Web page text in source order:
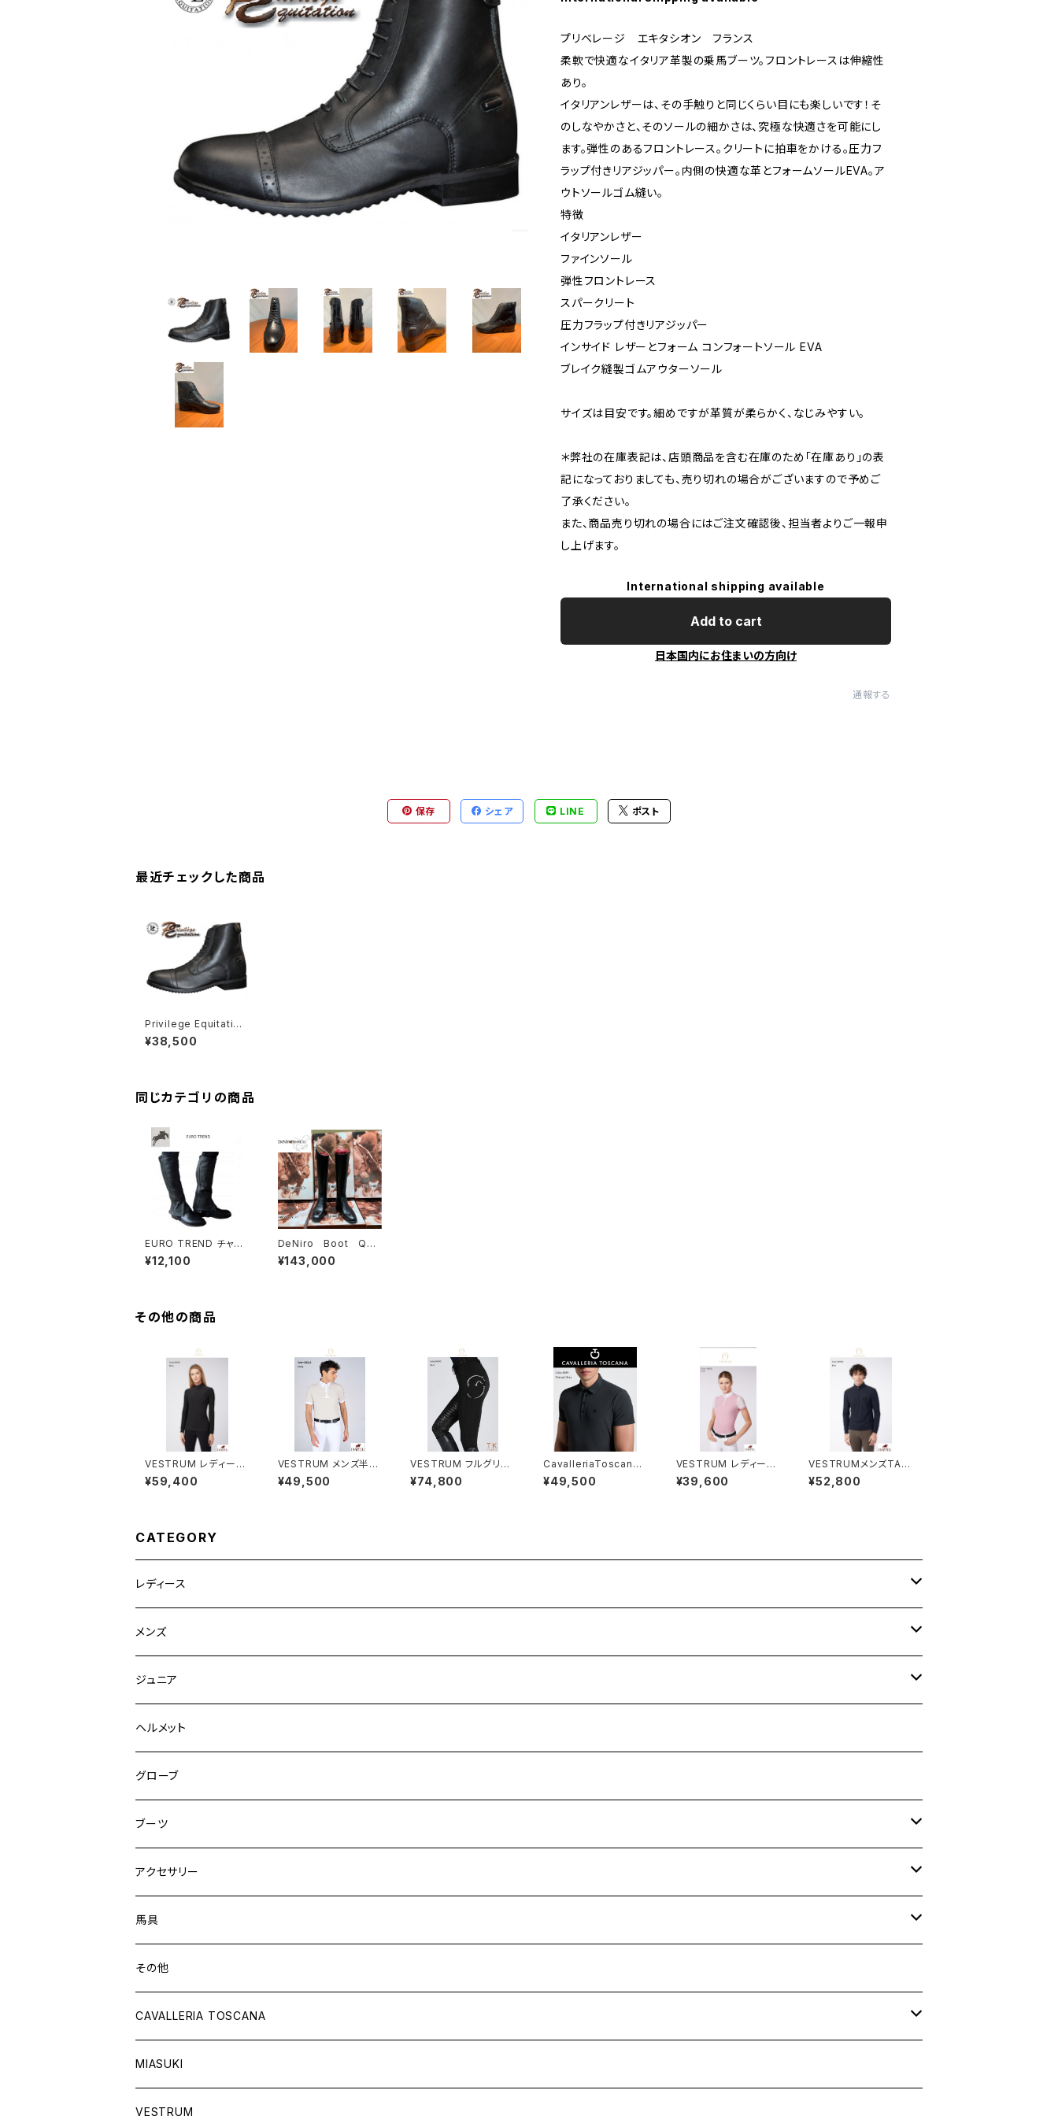
プリベレージ エキタシオン フランス
柔軟で快適なイタリア革製の乗馬ブーツ。フロントレースは伸縮性
あり。
イタリアンレザーは、その手触りと同じくらい目にも楽しいです！そ
のしなやかさと、そのソールの細かさは、究極な快適さを可能にし
ます。弾性のあるフロントレース。クリートに拍車をかける。圧力フ
ラップ付きリアジッパー。内側の快適な革とフォームソールEVA。ア
ウトソールゴム縫い。
特徴
イタリアンレザー
ファインソール
弾性フロントレース
スパークリート
圧力フラップ付きリアジッパー
インサイド レザーとフォーム コンフォートソール EVA
ブレイク縫製ゴムアウターソール
サイズは目安です。細めですが革質が柔らかく、なじみやすい。
＊弊社の在庫表記は、店頭商品を含む在庫のため「在庫あり」の表
記になっておりましても、売り切れの場合がございますので予めご
了承ください。
また、商品売り切れの場合にはご注文確認後、担当者よりご一報申
し上げます。
International shipping available
Add to cart
日本国内にお住まいの方向け
通報する
保存 シェア LINE ポスト
最近チェックした商品
Privilege Equitation
ジョッパーブーツ MILA
NO
¥38,500
同じカテゴリの商品
EURO TREND チャッ
プス
¥12,100
DeNiro Boot QUA
DRA CUOIO+VIBRA
M
¥143,000
その他の商品
VESTRUM レディース
LSトップス W659860
025
¥59,400
VESTRUM メンズ半袖
トレーニングトップス
M458360002
¥49,500
VESTRUM フルグリッ
プブリーチW1023650
74
¥74,800
CavalleriaToscana
メンズトレーニングポロ
POU396JE155
¥49,500
VESTRUM レディース
SSシャツ W4625600
02
¥39,600
VESTRUMメンズTAM
PEREトップス M6592
60002
¥52,800
CATEGORY
レディース
競技用ジャケット
キュロット
フルグリップ
ニーグリップ
シャツ
ウェア
アウター
シャツ
メンズ
競技用ジャケット
キュロット
フルグリップ
ニーグリップ
シャツ
ウェア
アウター
シャツ
ジュニア
キュロット
ウエア
ヘルメット
グローブ
ブーツ
ロングブーツ（既製品）
オーダーロングブーツ
ショートブーツ
チャップス
アクセサリー
ベルト
グローブ
ソックス
キャップ
アスコットタイ
馬具
サドルパッド
イヤーネット
バンデージ
ラグ
その他
CAVALLERIA TOSCANA
レディス
競技用ジャケット
メンズ
MIASUKI
VESTRUM